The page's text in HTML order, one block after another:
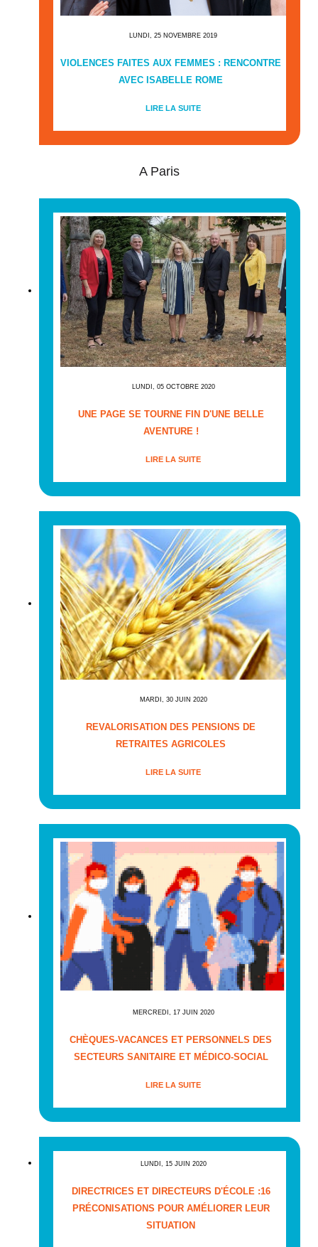
LUNDI, 25 NOVEMBRE 2019
VIOLENCES FAITES AUX FEMMES : RENCONTRE
AVEC ISABELLE ROME
LIRE LA SUITE
A Paris
LUNDI, 05 OCTOBRE 2020
UNE PAGE SE TOURNE FIN D'UNE BELLE
AVENTURE !
LIRE LA SUITE
MARDI, 30 JUIN 2020
REVALORISATION DES PENSIONS DE
RETRAITES AGRICOLES
LIRE LA SUITE
MERCREDI, 17 JUIN 2020
CHÈQUES-VACANCES ET PERSONNELS DES
SECTEURS SANITAIRE ET MÉDICO-SOCIAL
LIRE LA SUITE
LUNDI, 15 JUIN 2020
DIRECTRICES ET DIRECTEURS D'ÉCOLE :16
PRÉCONISATIONS POUR AMÉLIORER LEUR
SITUATION